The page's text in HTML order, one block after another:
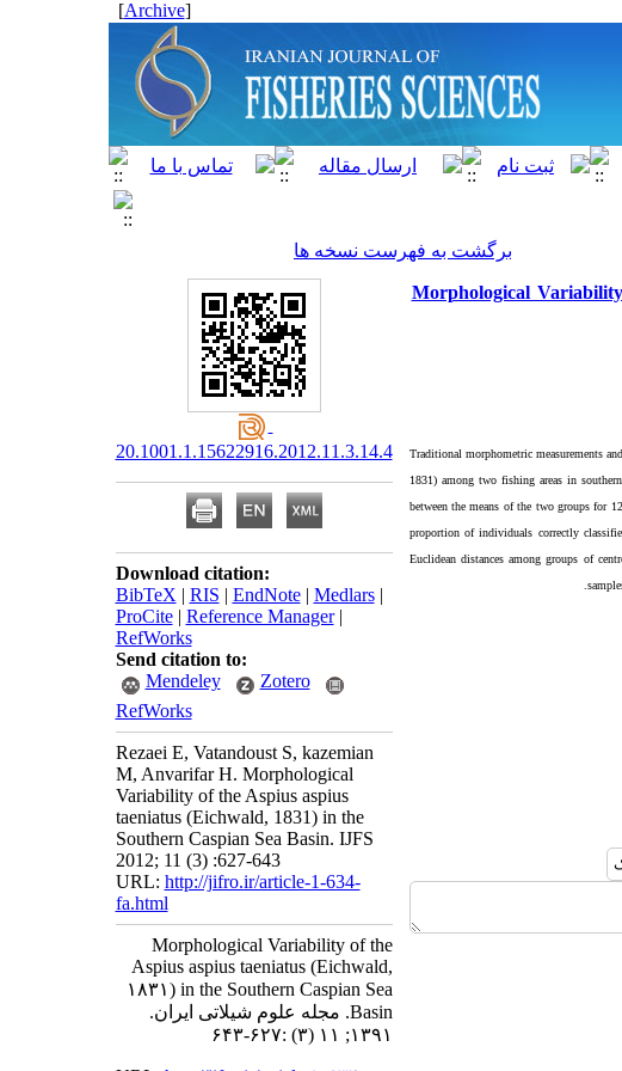
[
Archive
]
برگشت به فهرست نسخه ها
Morphological
Traditional morphometric measurements
1831)among two fishing areas in
between the means of the two groups for
proportion of individuals correctly
Euclidean distances among groups of
20.1001.1.15622916.2012.11.3.14.4
Download citation:
BibTeX | RIS | EndNote| Medlars|
ProCite| Reference Manager|
RefWorks
Send citation to:
Mendeley
Zotero
RefWorks
Rezaei E, Vatandoust S, kazemian
M, Anvarifar H. Morphological
Variability of the Aspius aspius
taeniatus (Eichwald, 1831) in the
Southern Caspian Sea Basin. IJFS
2012; 11 (3) :627-643
URL: http://jifro.ir/article-1-634-
fa.html
Morphological Variability of the
Aspius aspius taeniatus (Eichwald,
۱۸۳۱) in the Southern Caspian Sea
Basin. مجله علوم شیلاتی ایران.
۱۳۹۱; ۱۱ (۳) :۶۲۷-۶۴۳